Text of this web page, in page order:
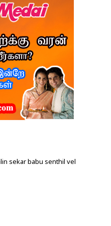
sekar babu senthil vel